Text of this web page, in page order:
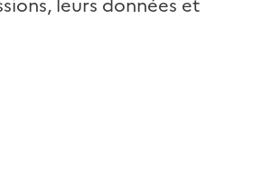
leurs données et